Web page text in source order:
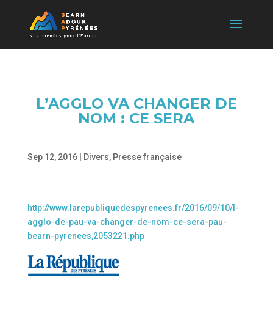
L’AGGLO VA CHANGER DE
NOM : CE SERA
Sep 12, 2016| Divers, Presse française
http://www.larepubliquedespyrenees.fr/2016/09/10/l-
agglo-de-pau-va-changer-de-nom-ce-sera-pau-
bearn-pyrenees,2053221.php